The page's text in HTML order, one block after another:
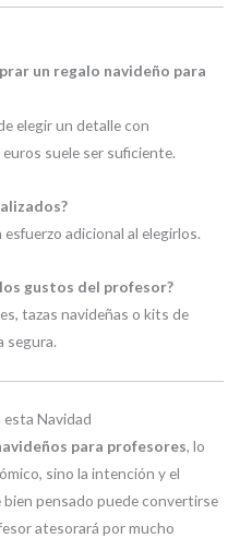
un regalo navideño para
elegir un detalle con
suele ser suficiente.
adicional al elegirlos.
gustos del profesor?
tazas navideñas o kits de
segura.
Navidad
para profesores, lo
sino la intención y el
pensado puede convertirse
atesorará por mucho